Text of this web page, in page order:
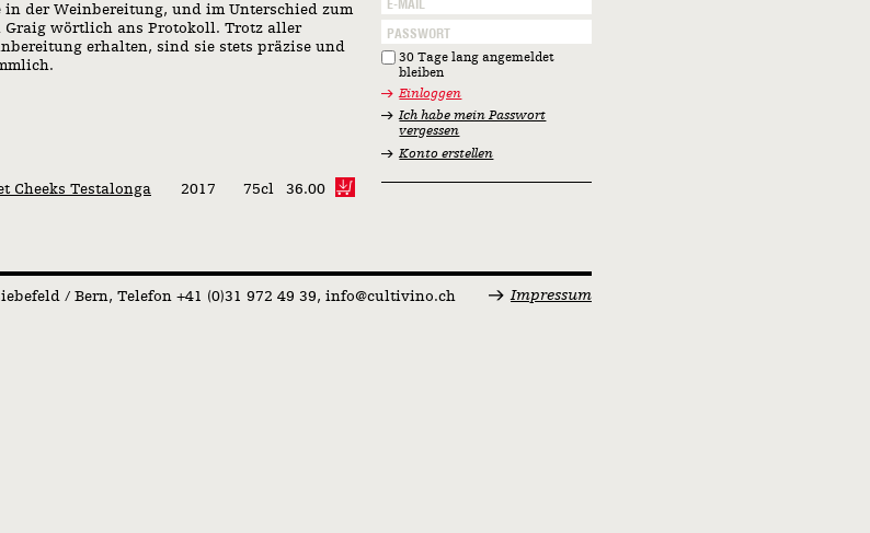
in der Weinbereitung, und im Unterschied zum
Graig wörtlich ans Protokoll. Trotz aller
erhalten, sind sie stets präzise und
Cheeks Testalonga 2017 75cl 36.00
30 Tage lang angemeldet
bleiben
Einloggen
Ich habe mein Passwort
vergessen
Konto erstellen
/ Bern Telefon +41 (0)31 972 49 39 info@cultivino.ch Impressum